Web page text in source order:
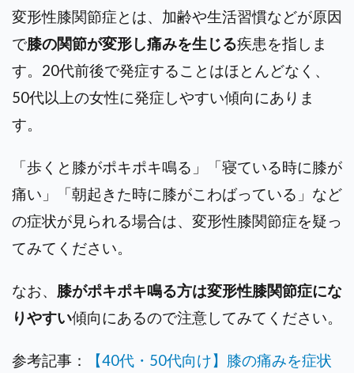
変形性膝関節症とは、加齢や生活習慣などが原因
で膝の関節が変形し痛みを生じる疾患を指しま
す。20代前後で発症することはほとんどなく、
50代以上の女性に発症しやすい傾向にありま
す。
「歩くと膝がポキポキ鳴る」「寝ている時に膝が
痛い」「朝起きた時に膝がこわばっている」など
の症状が見られる場合は、変形性膝関節症を疑っ
てみてください。
なお、 膝がポキポキ鳴る方は変形性膝関節症にな
りやすい傾向にあるので注意してみてください。
参考記事：
【40代・50代向け】膝の痛みを症状